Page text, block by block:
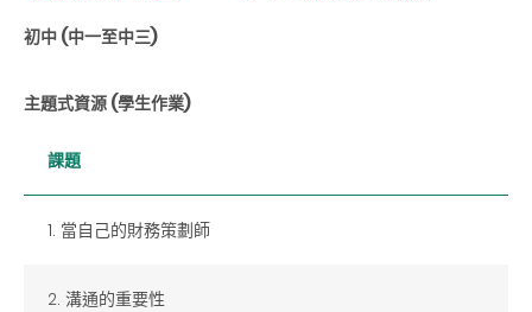
初中 (中一至中三)
主題式資源 (學生作業)
課題
1. 當自己的財務策劃師
2. 溝通的重要性